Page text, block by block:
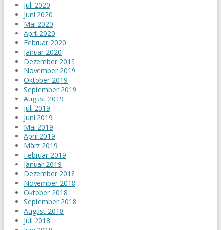
Juli 2020
Juni 2020
Mai 2020
April 2020
Februar 2020
Januar 2020
Dezember 2019
November 2019
Oktober 2019
September 2019
August 2019
Juli 2019
Juni 2019
Mai 2019
April 2019
März 2019
Februar 2019
Januar 2019
Dezember 2018
November 2018
Oktober 2018
September 2018
August 2018
Juli 2018